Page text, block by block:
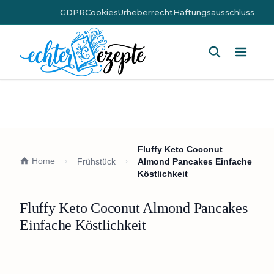
GDPRCookiesUrheberrechtHaftungsausschluss
Home Frühstück
Fluffy Keto Coconut
Almond Pancakes Einfache
Köstlichkeit
Fluffy Keto Coconut Almond Pancakes
Einfache Köstlichkeit